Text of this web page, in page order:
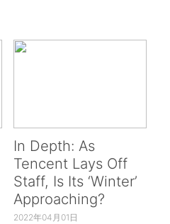
In Depth: As
Tencent Lays Off
Staff, Is Its ‘Winter’
Approaching?
2022年04月01日